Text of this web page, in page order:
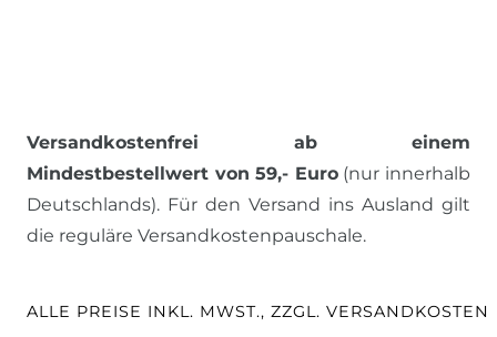
Versandkostenfrei ab einem
Mindestbestellwert von 59,- Euro(nur innerhalb
Deutschlands). Für den Versand ins Ausland gilt
die reguläre Versandkostenpauschale.
ALLE PREISE INKL. MWST., ZZGL. VERSANDKOSTEN